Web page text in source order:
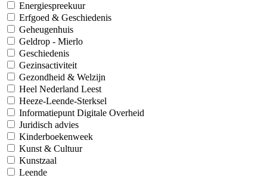
Energiespreekuur
Erfgoed & Geschiedenis
Geheugenhuis
Geldrop - Mierlo
Geschiedenis
Gezinsactiviteit
Gezondheid & Welzijn
Heel Nederland Leest
Heeze-Leende-Sterksel
Informatiepunt Digitale Overheid
Juridisch advies
Kinderboekenweek
Kunst & Cultuur
Kunstzaal
Leende